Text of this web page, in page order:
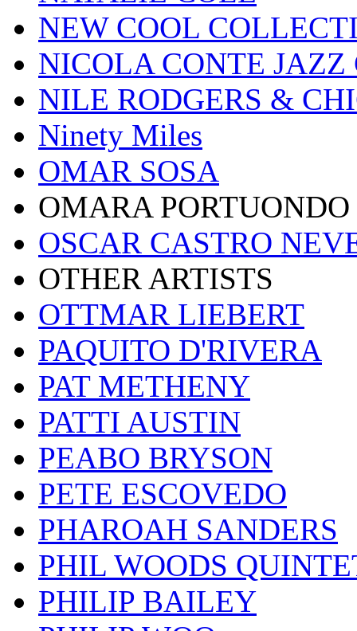
NEW COOL
NICOLA CONTE JAZZ
NILE RODGERS &
Ninety Miles
OMAR SOSA
OMARA
OSCAR CASTRO
OTHER ARTISTS
OTTMAR LIEBERT
PAQUITO D'RIVERA
PAT METHENY
PATTI AUSTIN
PEABO BRYSON
PETE ESCOVEDO
PHAROAH SANDERS
PHIL WOODS
PHILIP BAILEY